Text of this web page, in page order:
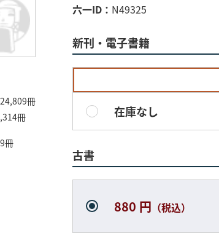
冊
冊
冊
六一ID
N49325
新刊・電子書籍
在庫なし
古書
880 円 （税込）